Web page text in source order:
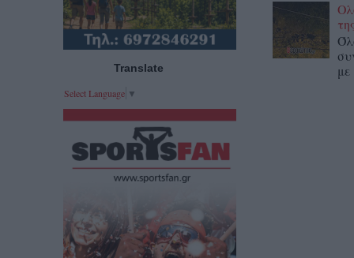
με
Translate
Select Language ▼